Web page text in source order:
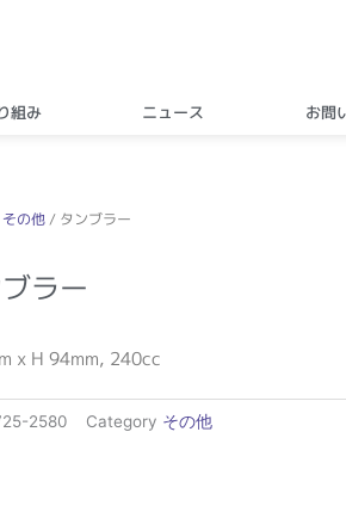
組み ニュース お問
その他 / タンブラー
ラー
x H 94mm, 240cc
2580 Category その他